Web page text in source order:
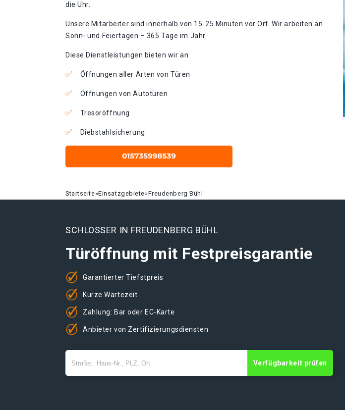
die Uhr.
Unsere Mitarbeiter sind innerhalb von 15-25 Minuten vor Ort. Wir arbeiten an
Sonn- und Feiertagen – 365 Tage im Jahr.
Diese Dienstleistungen bieten wir an:
Öffnungen aller Arten von Türen
Öffnungen von Autotüren
Tresoröffnung
Diebstahlsicherung
Startseite»Einsatzgebiete»Freudenberg Bühl
SCHLOSSER IN FREUDENBERG BÜHL
Türöffnung mit Festpreisgarantie
Garantierter Tiefstpreis
Kurze Wartezeit
Zahlung: Bar oder EC-Karte
Anbieter von Zertifizierungsdiensten
Verfügbarkeit prüfen